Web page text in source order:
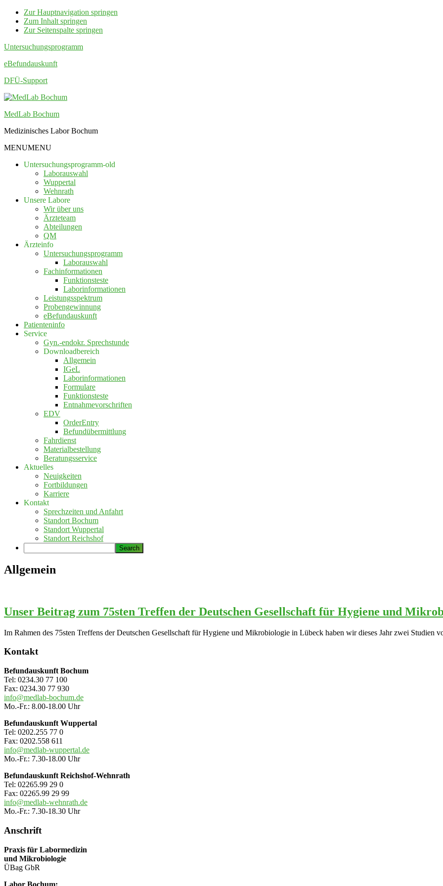
Zur Hauptnavigation springen
Zum Inhalt springen
Zur Seitenspalte springen
Untersuchungsprogramm
eBefundauskunft
DFÜ-Support
MedLab Bochum
Medizinisches Labor Bochum
MENUMENU
Untersuchungsprogramm-old
Laborauswahl
Wuppertal
Wehnrath
Unsere Labore
Wir über uns
Ärzteteam
Abteilungen
QM
Ärzteinfo
Untersuchungsprogramm
Laborauswahl
Fachinformationen
Funktionsteste
Laborinformationen
Leistungsspektrum
Probengewinnung
eBefundauskunft
Patienteninfo
Service
Gyn.-endokr. Sprechstunde
Downloadbereich
Allgemein
IGeL
Laborinformationen
Formulare
Funktionsteste
Entnahmevorschriften
EDV
OrderEntry
Befundübermittlung
Fahrdienst
Materialbestellung
Beratungsservice
Aktuelles
Neuigkeiten
Fortbildungen
Karriere
Kontakt
Sprechzeiten und Anfahrt
Standort Bochum
Standort Wuppertal
Standort Reichshof
Allgemein
Unser Beitrag zum 75sten Treffen der Deutschen Gesellschaft für Hygiene und
Im Rahmen des 75sten Treffens der Deutschen Gesellschaft für Hygiene und Mikrobiologie in Lübeck haben wir dieses Jahr zwei Studien
Seitenspalte
Kontakt
Befundauskunft Bochum
Tel: 0234.30 77 100
Fax: 0234.30 77 930
info@medlab-bochum.de
Mo.-Fr.: 8.00-18.00 Uhr
Befundauskunft Wuppertal
Tel: 0202.255 77 0
Fax: 0202.558 611
info@medlab-wuppertal.de
Mo.-Fr.: 7.30-18.00 Uhr
Befundauskunft Reichshof-Wehnrath
Tel: 02265.99 29 0
Fax: 02265.99 29 99
info@medlab-wehnrath.de
Mo.-Fr.: 7.30-18.30 Uhr
Anschrift
Praxis für Labormedizin
und Mikrobiologie
ÜBag GbR
Labor Bochum: